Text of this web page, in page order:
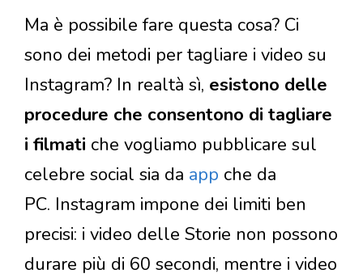
Ma è possibile fare questa cosa? Ci
sono dei metodi per tagliare i video su
Instagram? In realtà sì, esistono delle
procedure che consentono di tagliare
i filmati che vogliamo pubblicare sul
celebre social sia da app che da
PC. Instagram impone dei limiti ben
precisi: i video delle Storie non possono
durare più di 60 secondi, mentre i video